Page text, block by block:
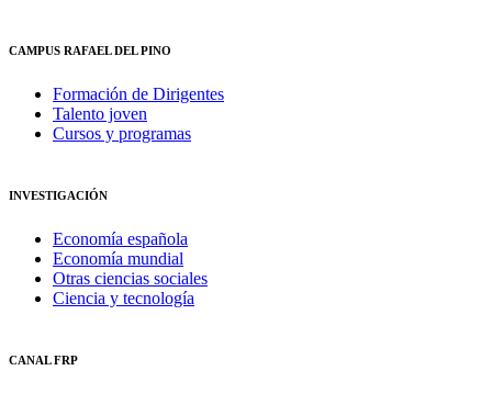
CAMPUS RAFAEL DEL PINO
Formación de Dirigentes
Talento joven
Cursos y programas
INVESTIGACIÓN
Economía española
Economía mundial
Otras ciencias sociales
Ciencia y tecnología
CANAL FRP